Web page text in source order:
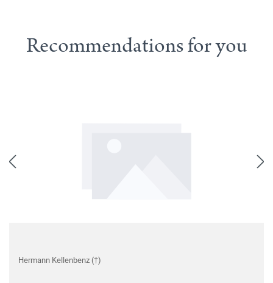
Recommendations for you
Hermann Kellenbenz (†)